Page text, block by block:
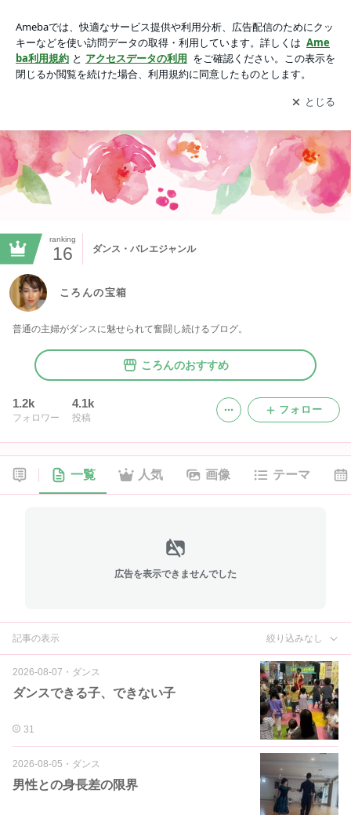
アプリをダウンロードして ブログの更新通知
を受け取りまし
ょう。
開く
ranking
16 ダンス・バレエジャンル
ころんの宝箱
普通の主婦がダンスに魅せられて奮闘し続けるブログ。
ころんのおすすめ
1.2k
フォロワー
4.1k
投稿
フォロー
一覧 人気 画像 テーマ
広告を表示できませんでした
記事の表示 絞り込みなし
2026-08-07 ・ ダンス
ダンスできる子、できない子
31
2026-08-05 ・ ダンス
男性との身長差の限界